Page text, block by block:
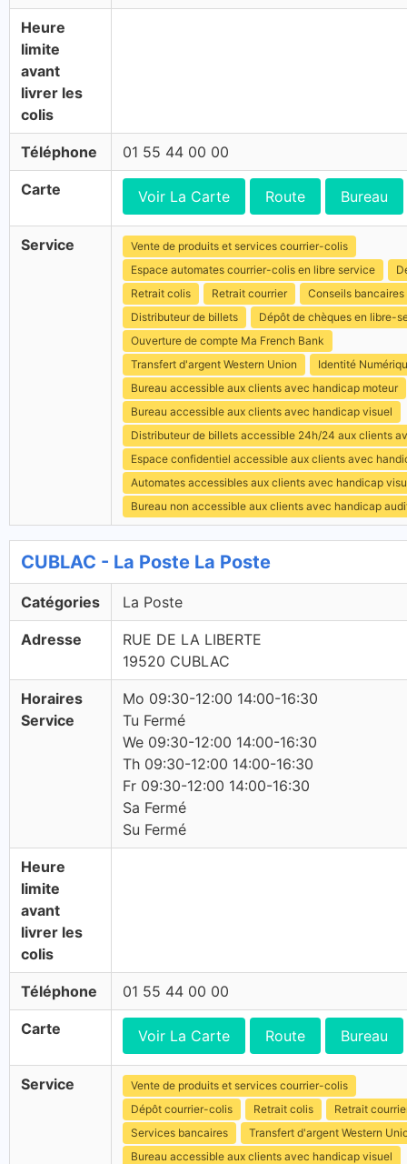
Heure
limite
avant
livrer les
colis
Téléphone 01 55 44 00 00
Carte Voir La Carte Route Bureau
Service
Vente de produits et services courrier-colis
Espace automates courrier-colis en libre service
Retrait colis
Retrait courrier
Conseils bancaires
Distributeur de billets
Dépôt de chèques en libre-
Ouverture de compte Ma French Bank
Transfert d'argent Western Union
Identité
Bureau accessible aux clients avec handicap moteur
Bureau accessible aux clients avec handicap visuel
Distributeur de billets accessible 24h/24 aux clients
Espace confidentiel accessible aux clients avec
Automates accessibles aux clients avec handicap
Bureau non accessible aux clients avec handicap
CUBLAC - La Poste La Poste
Catégories La Poste
Adresse
RUE DE LA LIBERTE
19520 CUBLAC
Horaires
Service
Mo 09:30-12:00 14:00-16:30
Tu Fermé
We 09:30-12:00 14:00-16:30
Th 09:30-12:00 14:00-16:30
Fr 09:30-12:00 14:00-16:30
Sa Fermé
Su Fermé
Heure
limite
avant
livrer les
colis
Téléphone 01 55 44 00 00
Carte Voir La Carte Route Bureau
Service
Vente de produits et services courrier-colis
Dépôt courrier-colis
Retrait colis
Retrait
Services bancaires
Transfert d'argent Western
Bureau accessible aux clients avec handicap visuel